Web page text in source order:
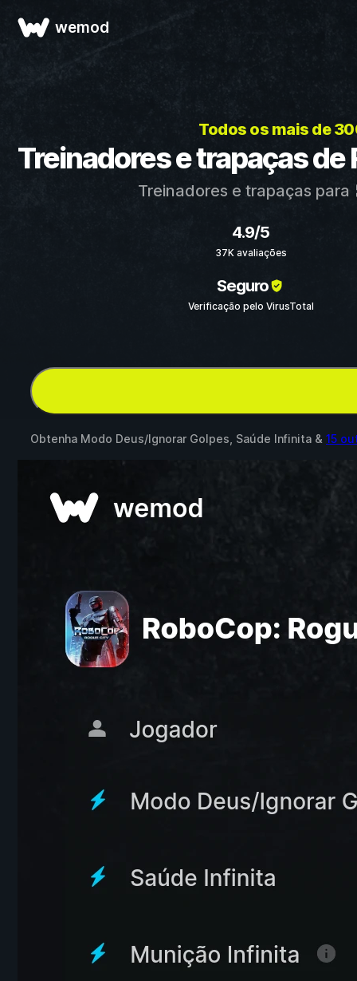
wemod
Todos os mais de
Treinadores e trapaças de
Treinadores e trapaças para
4.9/5
37K avaliações
Seguro
Verificação pelo VirusTotal
Obtenha Modo Deus/Ignorar Golpes, Saúde Infinita & 15